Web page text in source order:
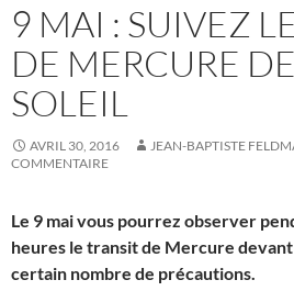
9 MAI : SUIVEZ
DE MERCURE
SOLEIL
AVRIL 30, 2016 JEAN-BAPTISTE
COMMENTAIRE
Le 9 mai vous pourrez observer
heures le transit de Mercure
certain nombre de précautions.